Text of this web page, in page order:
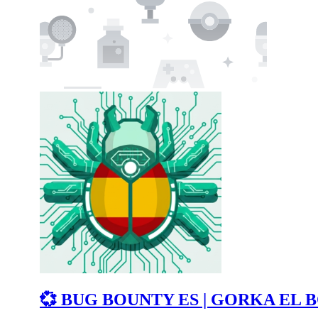
💞 BUG BOUNTY ES | GORKA EL